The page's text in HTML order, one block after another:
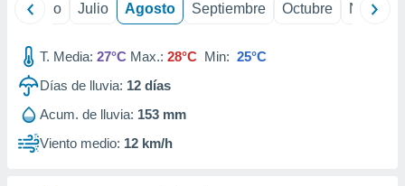
1199
Junio Julio Agosto Septiembre Octubre
T. Media: 27°C Max.: 28°C Min: 25°C
Días de lluvia: 12 días
Acum. de lluvia: 153 mm
Viento medio: 12 km/h